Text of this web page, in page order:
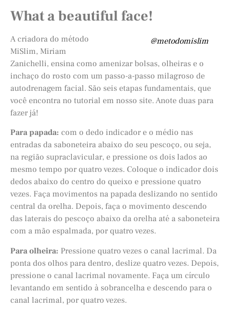
What a beautiful face!
@metodomislim
A criadora do método
MiSlim, Miriam
Zanichelli, ensina como amenizar bolsas, olheiras e o
inchaço do rosto com um passo-a-passo milagroso de
autodrenagem facial. São seis etapas fundamentais, que
você encontra no tutorial em nosso site. Anote duas para
fazer já!
Para papada: com o dedo indicador e o médio nas
entradas da saboneteira abaixo do seu pescoço, ou seja,
na região supraclavicular, e pressione os dois lados ao
mesmo tempo por quatro vezes. Coloque o indicador dois
dedos abaixo do centro do queixo e pressione quatro
vezes. Faça movimentos na papada deslizando no sentido
central da orelha. Depois, faça o movimento descendo
das laterais do pescoço abaixo da orelha até a saboneteira
com a mão espalmada, por quatro vezes.
Para olheira: Pressione quatro vezes o canal lacrimal. Da
ponta dos olhos para dentro, deslize quatro vezes. Depois,
pressione o canal lacrimal novamente. Faça um círculo
levantando em sentido à sobrancelha e descendo para o
canal lacrimal, por quatro vezes.